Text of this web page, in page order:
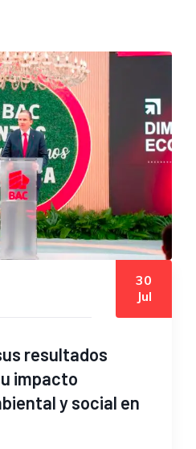
30
Jul
resultados
impacto
y social en